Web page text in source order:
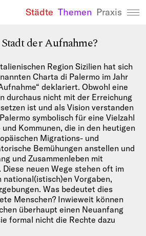
We Refugees
Städte Themen Praxis
der Aufnahme?
Region Sizilien hat sich
Charta di Palermo im Jahr
deklariert. Obwohl eine
durchaus nicht mit der Erreichung
ist und als Vision verstanden
symbolisch für eine Vielzahl
Kommunen, die in den heutigen
Migrations- und
Bemühungen anstellen und
und Zusammenleben mit
neuen Wege stehen oft im
national(istisch)en Vorgaben,
Was bedeutet dies
Menschen? Inwieweit können
überhaupt einen Neuanfang
formal nicht die Rechte dazu